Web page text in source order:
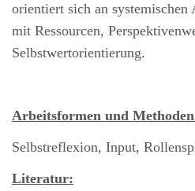
orientiert sich an
mit Ressourcen,
Selbstwertorientierung.
Arbeitsformen und
Selbstreflexion, Input,
Literatur: